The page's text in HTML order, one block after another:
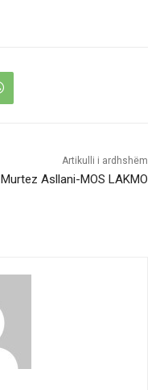
Artikulli i ardhshëm
Murtez Asllani-MOS LAKMO